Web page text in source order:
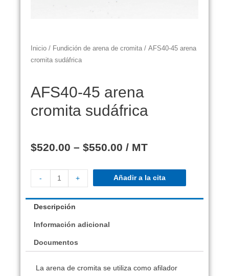
Inicio / Fundición de arena de cromita / AFS40-45 arena
cromita sudáfrica
AFS40-45 arena
cromita sudáfrica
$520.00 – $550.00 / MT
- + Añadir a la cita
Descripción
Información adicional
Documentos
La arena de cromita se utiliza como afilador